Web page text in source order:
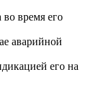
время его
аварийной
его на